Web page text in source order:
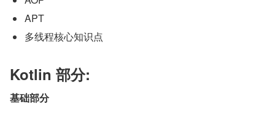
APT
多线程核心知识点
Kotlin 部分:
基础部分